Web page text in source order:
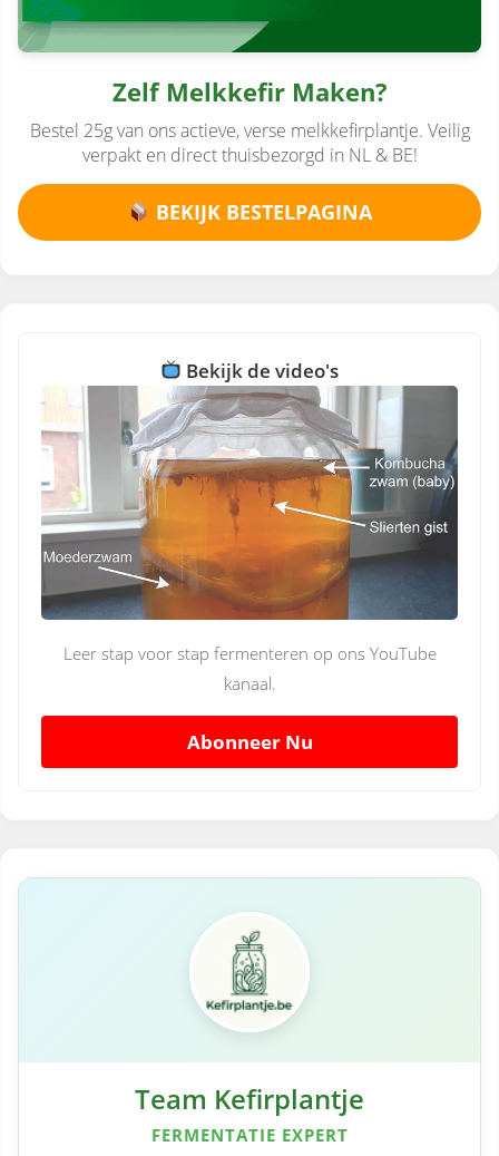
Zelf Melkkefir Maken?
Bestel 25g van ons actieve, verse melkkefirplantje. Veilig
verpakt en direct thuisbezorgd in NL & BE!
BEKIJK BESTELPAGINA
Bekijk de video's
Leer stap voor stap fermenteren op ons YouTube
kanaal.
Abonneer Nu
Team Kefirplantje
FERMENTATIE EXPERT